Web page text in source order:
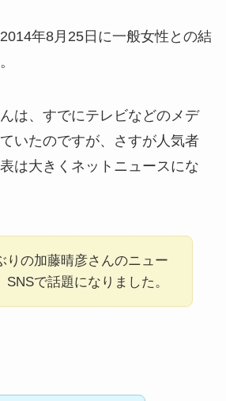
年8月25日に一般女性との結
は、すでにテレビなどのメデ
いたのですが、さすが人気者
は大きくネットニュースにな
りの加藤晴彦さんのニュー
SNSで話題になりました。